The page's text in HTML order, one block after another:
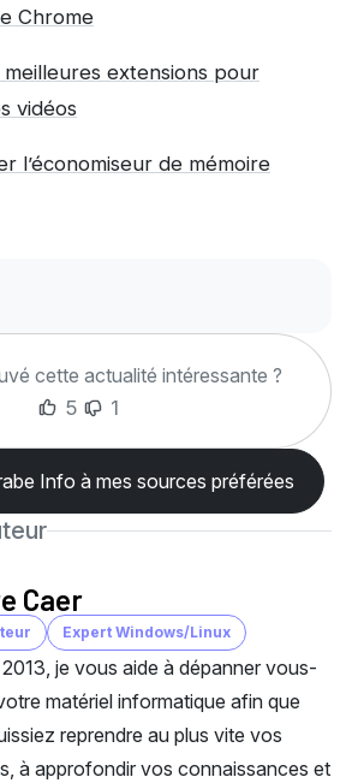
Chrome
extensions pour
vidéos
l’économiseur de mémoire
cette actualité intéressante ?
5
1
Info à mes sources préférées
Caer
Expert Windows/Linux
je vous aide à dépanner vous-
matériel informatique afin que
reprendre au plus vite vos
à approfondir vos connaissances et